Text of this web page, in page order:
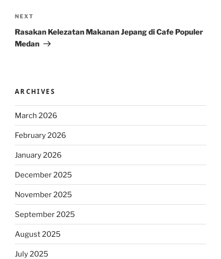
Next
Post
NEXT
Rasakan Kelezatan Makanan Jepang di Cafe Populer
Medan
ARCHIVES
March 2026
February 2026
January 2026
December 2025
November 2025
September 2025
August 2025
July 2025